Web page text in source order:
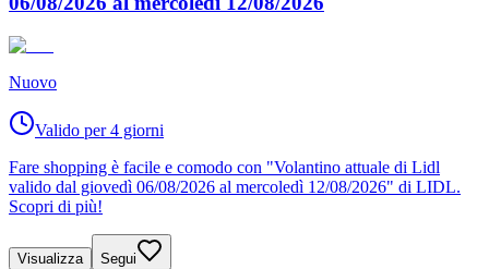
Nuovo
Valido per 4 giorni
Fare shopping è facile e comodo con "Volantino attuale di Lidl
valido dal giovedì 06/08/2026 al mercoledì 12/08/2026" di LIDL.
Scopri di più!
Visualizza Segui